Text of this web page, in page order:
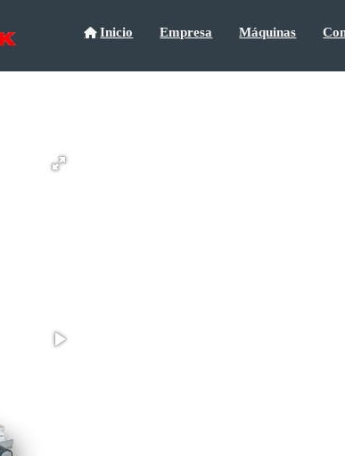
Inicio Empresa Máquinas